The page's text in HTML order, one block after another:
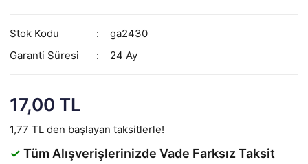
Stok Kodu
ga2430
Garanti Süresi
24 Ay
17,00 TL
1,77 TL den başlayan taksitlerle!
✓ Tüm Alışverişlerinizde Vade Farksız Taksit